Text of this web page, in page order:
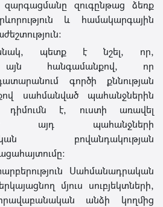
զարգացմանը զուգընթաց ձեռք
և համակարգային
պետք է նշել, որ,
այն հանգամանքով, որ
գործի քննության
սահմանված պահանջներին
դիմումն է, ուստի առավել
է այդ պահանջների
բովանդակության
Սահմանադրական
մյուս սուբյեկտների,
անձի կողմից